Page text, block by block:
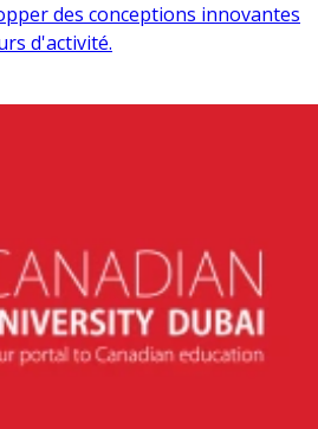
des conceptions innovantes
d'activité.